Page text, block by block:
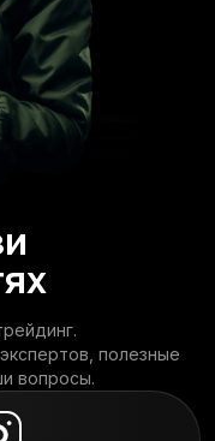
полезные
вопросы.